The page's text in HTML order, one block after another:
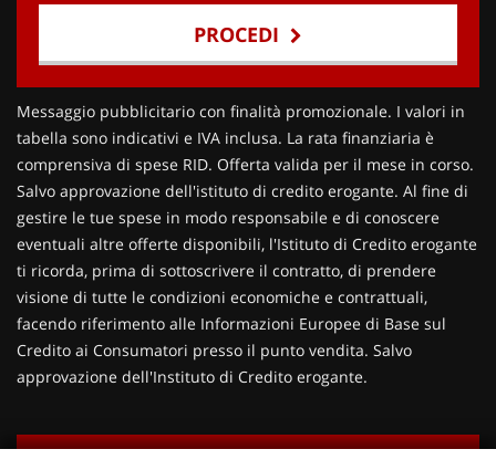
PROCEDI
Contattaci
Messaggio pubblicitario con finalità promozionale. I valori in
tabella sono indicativi e IVA inclusa. La rata finanziaria è
comprensiva di spese RID. Offerta valida per il mese in corso.
Salvo approvazione dell'istituto di credito erogante. Al fine di
gestire le tue spese in modo responsabile e di conoscere
eventuali altre offerte disponibili, l'Istituto di Credito erogante
ti ricorda, prima di sottoscrivere il contratto, di prendere
visione di tutte le condizioni economiche e contrattuali,
facendo riferimento alle Informazioni Europee di Base sul
Credito ai Consumatori presso il punto vendita. Salvo
approvazione dell'Instituto di Credito erogante.
CONTATTACI